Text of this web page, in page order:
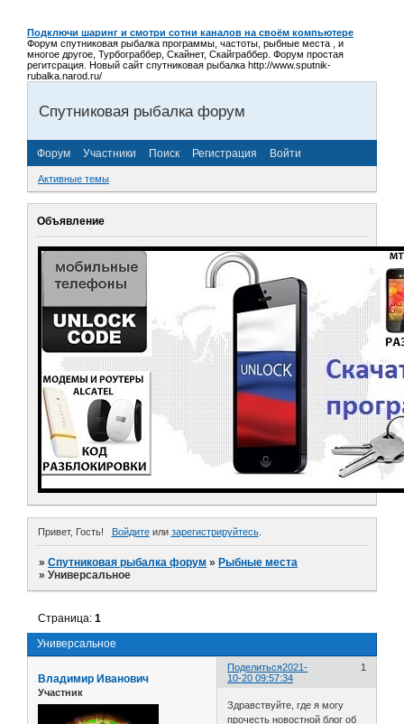
Подключи шаринг и смотри сотни каналов на своём компьютере
Форум спутниковая рыбалка программы, частоты, рыбные места , и
многое другое, Турбограббер, Скайнет, Скайграббер. Форум простая
регитсрация. Новый сайт спутниковая рыбалка http://www.sputnik-
rubalka.narod.ru/
Спутниковая рыбалка форум
Форум Участники Поиск Регистрация Войти
Активные темы
Объявление
Привет, Гость! Войдитеили зарегистрируйтесь.
»Спутниковая рыбалка форум » Рыбные места
»Универсальное
Универсальное
Страница:1
Поделиться 1
2021-
10-20 09:57:34
Владимир Иванович
Участник
Здравствуйте, где я могу
прочесть новостной блог об